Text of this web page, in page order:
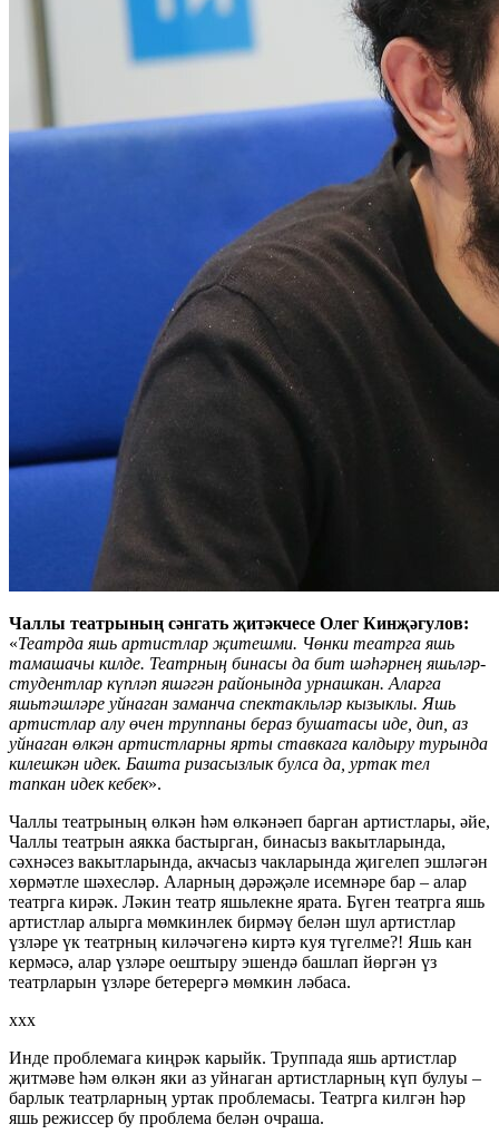
Чаллы театрының сәнгать җитәкчесе Олег Кинҗәгулов:
«Театрда яшь артистлар җитешми. Чөнки театрга яшь
тамашачы килде. Театрның бинасы да бит шәһәрнең яшьләр-
студентлар күпләп яшәгән районында урнашкан. Аларга
яшьтәшләре уйнаган заманча спектакльләр кызыклы. Яшь
артистлар алу өчен труппаны бераз бушатасы иде, дип, аз
уйнаган өлкән артистларны ярты ставкага калдыру турында
килешкән идек. Башта ризасызлык булса да, уртак тел
тапкан идек кебек».
Чаллы театрының өлкән һәм өлкәнәеп барган артистлары, әйе,
Чаллы театрын аякка бастырган, бинасыз вакытларында,
сәхнәсез вакытларында, акчасыз чакларында җигелеп эшләгән
хөрмәтле шәхесләр. Аларның дәрәҗәле исемнәре бар – алар
театрга кирәк. Ләкин театр яшьлекне ярата. Бүген театрга яшь
артистлар алырга мөмкинлек бирмәү белән шул артистлар
үзләре үк театрның киләчәгенә киртә куя түгелме?! Яшь кан
кермәсә, алар үзләре оештыру эшендә башлап йөргән үз
театрларын үзләре бетерергә мөмкин ләбаса.
ххх
Инде проблемага киңрәк карыйк. Труппада яшь артистлар
җитмәве һәм өлкән яки аз уйнаган артистларның күп булуы –
барлык театрларның уртак проблемасы. Театрга килгән һәр
яшь режиссер бу проблема белән очраша.